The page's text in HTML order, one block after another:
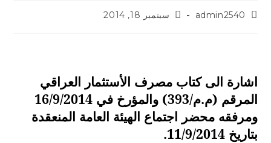
admin2540 سبتمبر 18, 2014
اشارة الى كتاب مصرف الأستثمار العراقي
المرقم (م.م/393) والمؤرخ في 16/9/2014
ومرفقه محضر اجتماع الهيئة العامة المنعقدة
بتاريخ 11/9/2014.